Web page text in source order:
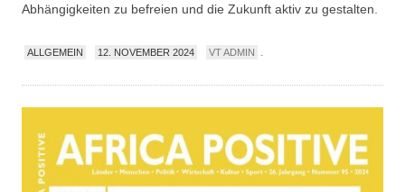
Abhängigkeiten zu befreien und die Zukunft aktiv zu gestalten.
ALLGEMEIN 12. NOVEMBER 2024 VT ADMIN